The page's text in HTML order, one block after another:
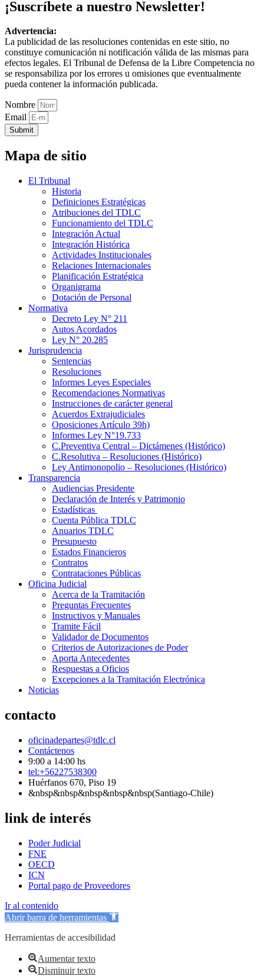
¡Suscríbete a nuestro Newsletter!
Advertencia:
La publicidad de las resoluciones contenidas en este sitio, no
constituye comunicación ni notificación válida de las mismas para
efectos legales. El Tribunal de Defensa de la Libre Competencia no
se responsabiliza por los errores u omisiones que eventualmente
pueda contener la información publicada.
Nombre
Email
Submit
Mapa de sitio
El Tribunal
Historia
Definiciones Estratégicas
Atribuciones del TDLC
Funcionamiento del TDLC
Integración Actual
Integración Histórica
Actividades Institucionales
Relaciones Internacionales
Planificación Estratégica
Organigrama
Dotación de Personal
Normativa
Decreto Ley N° 211
Autos Acordados
Ley N° 20.285
Jurisprudencia
Sentencias
Resoluciones
Informes Leyes Especiales
Recomendaciones Normativas
Instrucciones de carácter general
Acuerdos Extrajudiciales
Oposiciones Artículo 39h)
Informes Ley N°19.733
C.Preventiva Central – Dictámenes (Histórico)
C.Resolutiva – Resoluciones (Histórico)
Ley Antimonopolio – Resoluciones (Histórico)
Transparencia
Audiencias Presidente
Declaración de Interés y Patrimonio
Estadísticas
Cuenta Pública TDLC
Anuarios TDLC
Presupuesto
Estados Financieros
Contratos
Contrataciones Públicas
Oficina Judicial
Acerca de la Tramitación
Preguntas Frecuentes
Instructivos y Manuales
Tramite Fácil
Validador de Documentos
Criterios de Autorizaciones de Poder
Aporta Antecedentes
Respuestas a Oficios
Excepciones a la Tramitación Electrónica
Noticias
contacto
oficinadepartes@tdlc.cl
Contáctenos
9:00 a 14:00 hs
tel:+56227538300
Huérfanos 670, Piso 19
&nbsp&nbsp&nbsp&nbsp&nbsp(Santiago-Chile)
link de interés
Poder Judicial
FNE
OECD
ICN
Portal pago de Proveedores
Ir al contenido
Abrir barra de herramientas
Herramientas de accesibilidad
Aumentar texto
Disminuir texto